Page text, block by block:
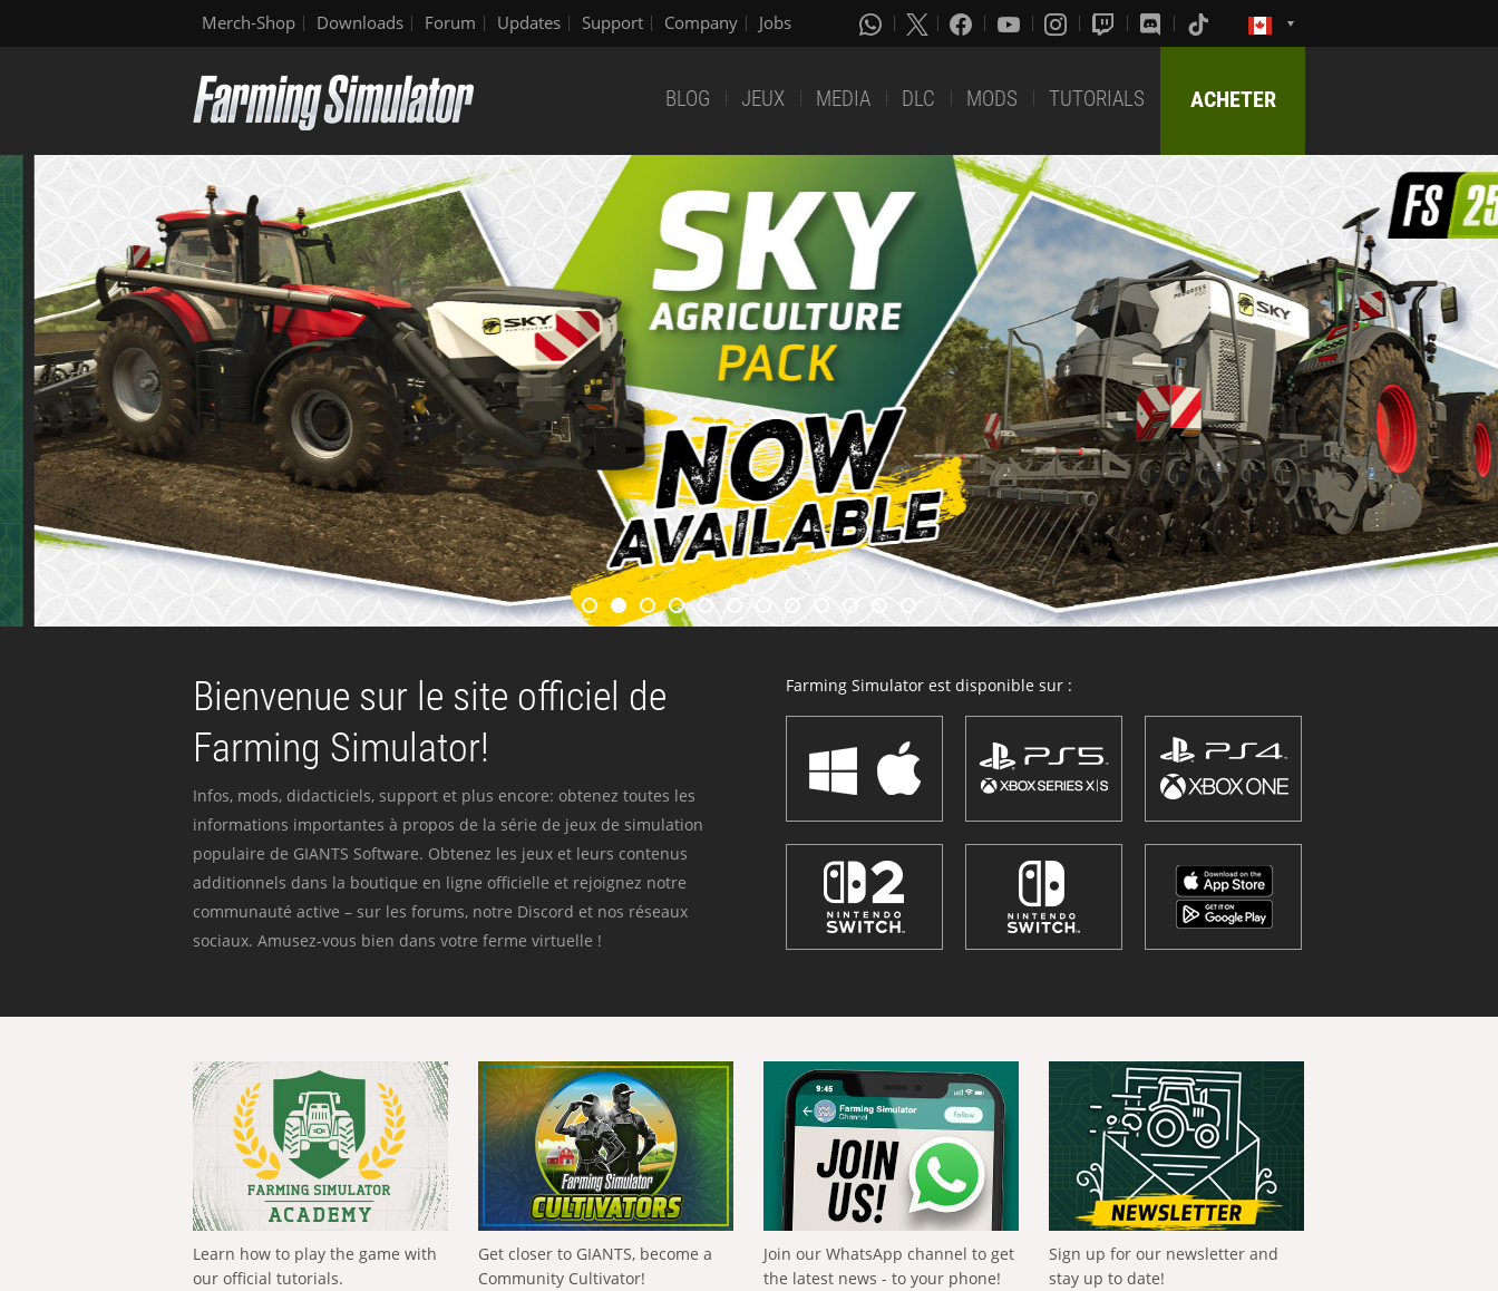
Merch-Shop Downloads Forum Updates Support Company Jobs
BLOG JEUX MEDIA DLC MODS TUTORIALS ACHETER
Bienvenue sur le site officiel de
Farming Simulator!
Infos, mods, didacticiels, support et plus encore: obtenez toutes les
informations importantes à propos de la série de jeux de simulation
populaire de GIANTS Software. Obtenez les jeux et leurs contenus
additionnels dans la boutique en ligne officielle et rejoignez notre
communauté active – sur les forums, notre Discord et nos réseaux
sociaux. Amusez-vous bien dans votre ferme virtuelle !
Farming Simulator est disponible sur :
Learn how to play the game with
our official tutorials.
Get closer to GIANTS, become a
Community Cultivator!
Join our WhatsApp channel to get
the latest news - to your phone!
Sign up for our newsletter and
stay up to date!